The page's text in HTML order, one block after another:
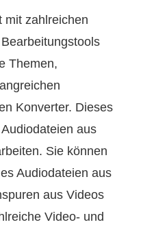
mit zahlreichen
Themen,
Konverter. Dieses
aus
Sie können
Audiodateien aus
aus Videos
Video- und